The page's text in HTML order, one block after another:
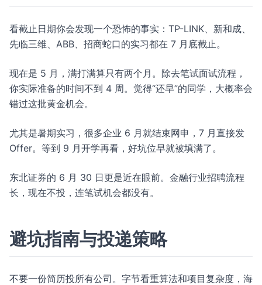
看截止日期你会发现一个恐怖的事实：TP-LINK、新和成、
先临三维、ABB、招商蛇口的实习都在 7 月底截止。
现在是 5 月，满打满算只有两个月。除去笔试面试流程，
你实际准备的时间不到 4 周。觉得“还早”的同学，大概率会
错过这批黄金机会。
尤其是暑期实习，很多企业 6 月就结束网申，7 月直接发
Offer。等到 9 月开学再看，好坑位早就被填满了。
东北证券的 6 月 30 日更是近在眼前。金融行业招聘流程
长，现在不投，连笔试机会都没有。
避坑指南与投递策略
不要一份简历投所有公司。字节看重算法和项目复杂度，海